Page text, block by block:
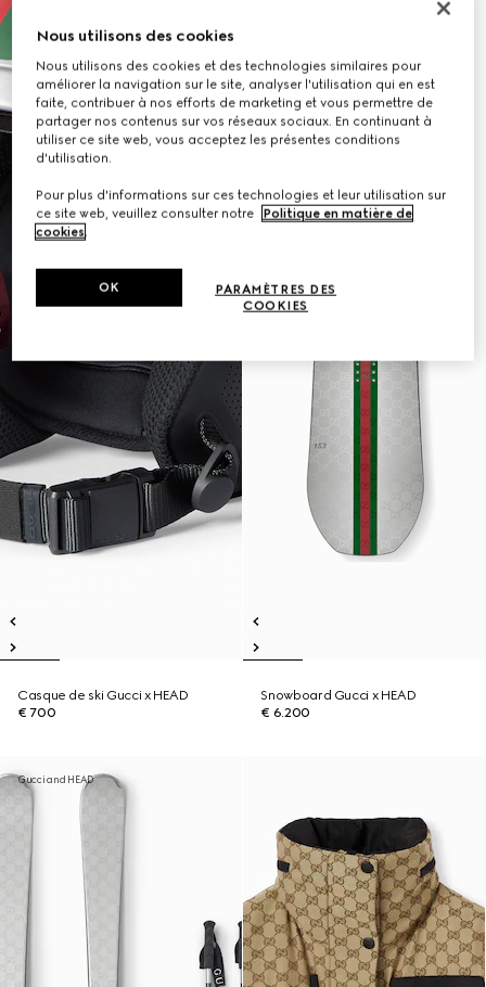
Casque de ski Gucci x HEAD
€ 700
Snowboard Gucci x HEAD
€ 6.200
Gucci and HEAD
Nous utilisons des cookies
Nous utilisons des cookies et des technologies similaires pour
améliorer la navigation sur le site, analyser l'utilisation qui en est
faite, contribuer à nos efforts de marketing et vous permettre de
partager nos contenus sur vos réseaux sociaux. En continuant à
utiliser ce site web, vous acceptez les présentes conditions
d'utilisation.
Pour plus d'informations sur ces technologies et leur utilisation sur
ce site web, veuillez consulter notre
Politique en matière de
cookies.
PARAMÈTRES DES
COOKIES
OK